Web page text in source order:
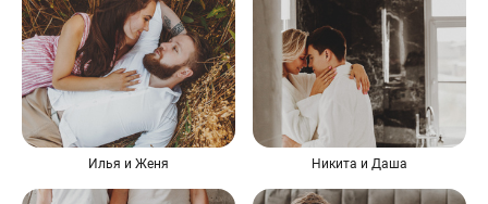
Илья и Женя Никита и Даша